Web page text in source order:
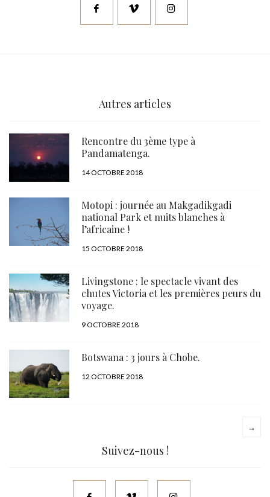
Autres articles
Rencontre du 3ème type à
Pandamatenga.
PUBLIÉ
14 OCTOBRE 2018
Motopi : journée au Makgadikgadi
national Park et nuits blanches à
l’africaine !
PUBLIÉ
15 OCTOBRE 2018
Livingstone : le spectacle vivant des
chutes Victoria et les premières peurs du
voyage.
PUBLIÉ
9 OCTOBRE 2018
Botswana : 3 jours à Chobe.
PUBLIÉ
12 OCTOBRE 2018
→
Suivez-nous !